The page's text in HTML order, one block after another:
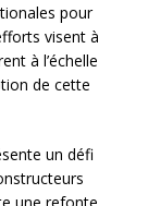
pour
visent à
à l’échelle
de cette
un défi